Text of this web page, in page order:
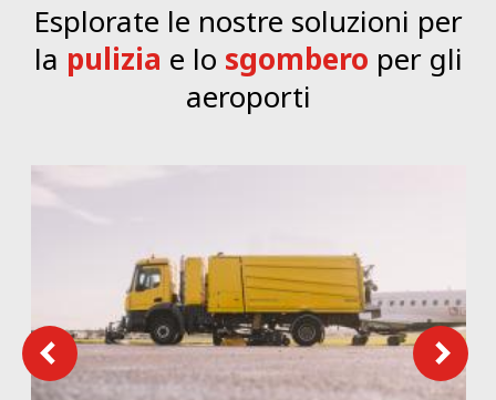
Esplorate le nostre soluzioni per
la pulizia e lo sgombero per gli
aeroporti